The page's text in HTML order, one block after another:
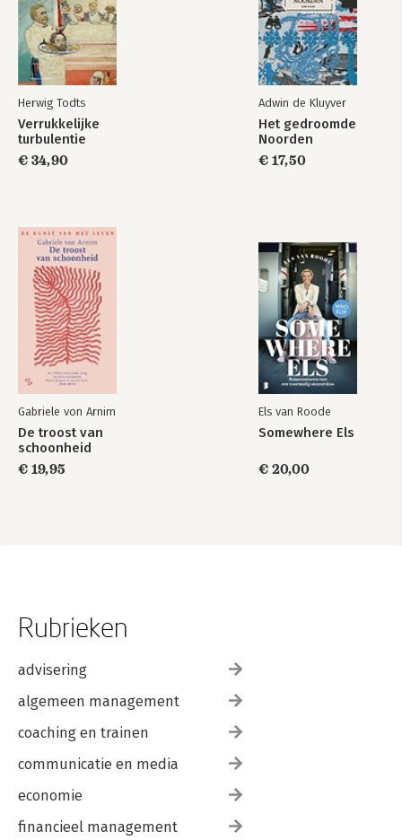
Herwig Todts
Verrukkelijke
turbulentie
€ 34,90
Adwin de Kluyver
Het gedroomde
Noorden
€ 17,50
Gabriele von Arnim
De troost van
schoonheid
€ 19,95
Els van Roode
Somewhere Els
€ 20,00
Rubrieken
advisering
algemeen management
coaching en trainen
communicatie en media
economie
financieel management